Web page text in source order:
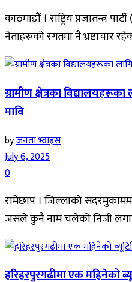
काठमाडौं । राष्ट्रिय प्रजातन्त्र
नेताहरूको रगतमा नै भ्रष्टाचार
ग्रामीण क्षेत्रका
मावि
byजनता भ्वाइस
July 6, 2025
0
रामेछाप । जिल्लाको
जसले कुनै नाम चलेको निजी
हरिहरपुरगढीमा एक महिनेको